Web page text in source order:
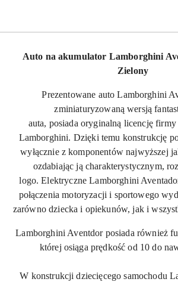
Auto na akumulator Lamborghini
Zielony
Prezentowane auto Lamborghini
zminiaturyzowaną wersją
auta, posiada oryginalną licencję
Lamborghini. Dzięki temu konstrukcję
wyłącznie z komponentów najwyższej
ozdabiając ją charakterystycznym,
logo. Elektryczne Lamborghini
połączenia motoryzacji i sportowego
zarówno dziecka i opiekunów, jak i
Lamborghini Aventdor posiada również
której osiąga prędkość od 10 do
W konstrukcji dziecięcego samochodu